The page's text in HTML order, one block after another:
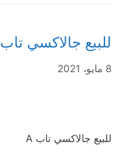
للبيع جالاكسي تاب A
8 مايو، 2021
للبيع جالاكسي تاب A